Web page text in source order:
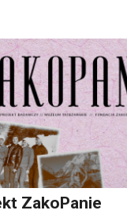
ZakoPanie